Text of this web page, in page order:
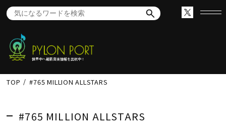
世界中へ最新音楽情報を出航中！
TOP #765 MILLION ALLSTARS
#765 MILLION ALLSTARS